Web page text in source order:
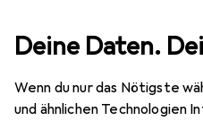
Deine Daten.
Wenn du nur das Nötigste
und ähnlichen Technologien
Kochtopf-Set aus Edelstahl
Klausberg
mit